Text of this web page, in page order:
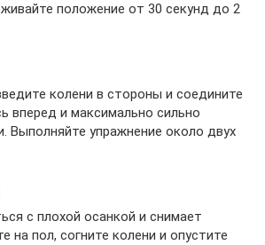
положение от 30 секунд до 2
колени в стороны и соедините
вперед и максимально сильно
Выполняйте упражнение около двух
с плохой осанкой и снимает
на пол, согните колени и опустите